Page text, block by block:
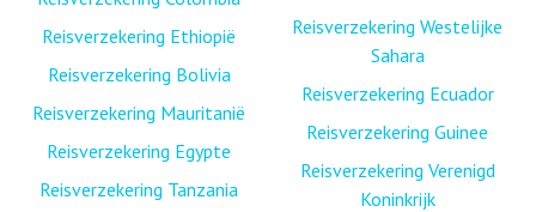
Reisverzekering Ethiopië
Reisverzekering Bolivia
Reisverzekering Mauritanië
Reisverzekering Egypte
Reisverzekering Tanzania
Reisverzekering Westelijke
Sahara
Reisverzekering Ecuador
Reisverzekering Guinee
Reisverzekering Verenigd
Koninkrijk